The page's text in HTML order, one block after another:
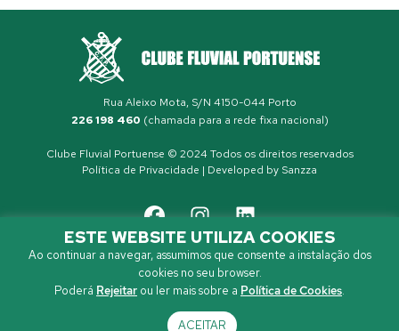
Rua Aleixo Mota, S/N 4150-044 Porto
226 198 460 (chamada para a rede fixa nacional)
Clube Fluvial Portuense © 2024 Todos os direitos reservados
Política de Privacidade | Developed by Sanzza
ESTE WEBSITE UTILIZA COOKIES
Ao continuar a navegar, assumimos que consente a instalação dos
cookies no seu browser.
Poderá Rejeitar ou ler mais sobre a Política de Cookies.
ACEITAR